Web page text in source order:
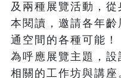
及兩種展覽活動，
本閱讀，邀請各年
通空間的各種可能！
為呼應展覽主題，設
相關的工作坊與講